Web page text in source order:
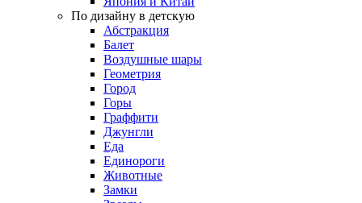
По дизайну в детскую
Абстракция
Балет
Воздушные шары
Геометрия
Город
Горы
Граффити
Джунгли
Еда
Единороги
Животные
Замки